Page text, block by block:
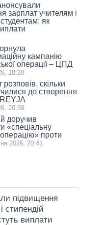
зарплат учителям і
як
кампанію
операції – ЦПД
18:20
скільки
до створення
20:39
доручив
«спеціальну
проти
2026, 20:41
підвищення
стипендій
виплати